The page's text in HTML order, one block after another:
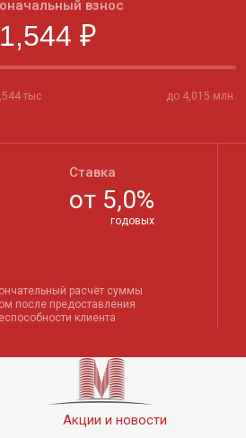
взнос
тыс до 4,015 млн.
Ставка
от 5,0%
годовых
расчёт суммы
после предоставления
клиента
Акции и новости